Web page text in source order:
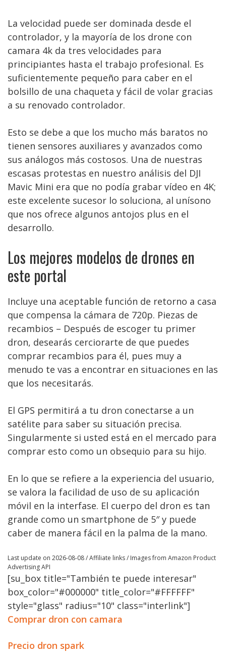
La velocidad puede ser dominada desde el
controlador, y la mayoría de los drone con
camara 4k da tres velocidades para
principiantes hasta el trabajo profesional. Es
suficientemente pequeño para caber en el
bolsillo de una chaqueta y fácil de volar gracias
a su renovado controlador.
Esto se debe a que los mucho más baratos no
tienen sensores auxiliares y avanzados como
sus análogos más costosos. Una de nuestras
escasas protestas en nuestro análisis del DJI
Mavic Mini era que no podía grabar vídeo en 4K;
este excelente sucesor lo soluciona, al unísono
que nos ofrece algunos antojos plus en el
desarrollo.
Los mejores modelos de drones en
este portal
Incluye una aceptable función de retorno a casa
que compensa la cámara de 720p. Piezas de
recambios – Después de escoger tu primer
dron, desearás cerciorarte de que puedes
comprar recambios para él, pues muy a
menudo te vas a encontrar en situaciones en las
que los necesitarás.
El GPS permitirá a tu dron conectarse a un
satélite para saber su situación precisa.
Singularmente si usted está en el mercado para
comprar esto como un obsequio para su hijo.
En lo que se refiere a la experiencia del usuario,
se valora la facilidad de uso de su aplicación
móvil en la interfase. El cuerpo del dron es tan
grande como un smartphone de 5″ y puede
caber de manera fácil en la palma de la mano.
Last update on 2026-08-08 / Affiliate links / Images from Amazon Product
Advertising API
[su_box title="También te puede interesar"
box_color="#000000" title_color="#FFFFFF"
style="glass" radius="10" class="interlink"]
Comprar dron con camara
Precio dron spark